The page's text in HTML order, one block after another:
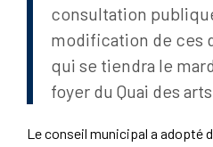
consultation
modification de ces
qui se tiendra le
foyer du Quai des
Le conseil municipal a adopté